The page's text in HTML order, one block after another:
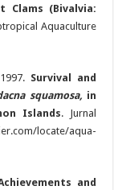
Clams (Bivalvia:
Aquaculture
Survival and
squamosa, in
Islands. Jurnal
locate/aqua-
and